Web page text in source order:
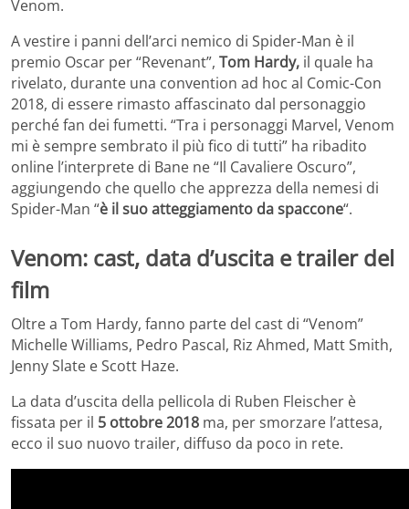
Venom.
A vestire i panni dell’arci nemico di Spider-Man è il
premio Oscar per “Revenant”, Tom Hardy, il quale ha
rivelato, durante una convention ad hoc al Comic-Con
2018, di essere rimasto affascinato dal personaggio
perché fan dei fumetti. “Tra i personaggi Marvel, Venom
mi è sempre sembrato il più fico di tutti” ha ribadito
online l’interprete di Bane ne “Il Cavaliere Oscuro”,
aggiungendo che quello che apprezza della nemesi di
Spider-Man “è il suo atteggiamento da spaccone“.
Venom: cast, data d’uscita e trailer del
film
Oltre a Tom Hardy, fanno parte del cast di “Venom”
Michelle Williams, Pedro Pascal, Riz Ahmed, Matt Smith,
Jenny Slate e Scott Haze.
La data d’uscita della pellicola di Ruben Fleischer è
fissata per il 5 ottobre 2018 ma, per smorzare l’attesa,
ecco il suo nuovo trailer, diffuso da poco in rete.